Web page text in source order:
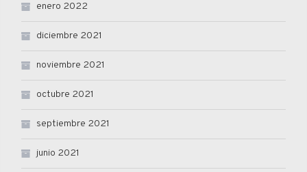
enero 2022
diciembre 2021
noviembre 2021
octubre 2021
septiembre 2021
junio 2021